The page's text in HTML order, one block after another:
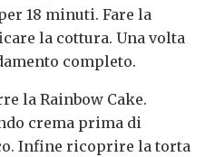
18 minuti. Fare la
la cottura. Una volta
completo.
la Rainbow Cake.
crema prima di
Infine ricoprire la torta